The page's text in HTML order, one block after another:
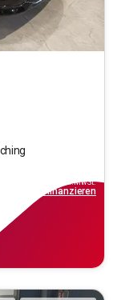
inkl.MwSt.
finanzieren